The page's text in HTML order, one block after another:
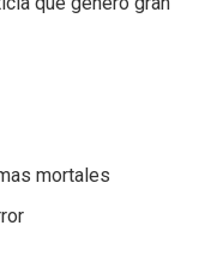
mortales